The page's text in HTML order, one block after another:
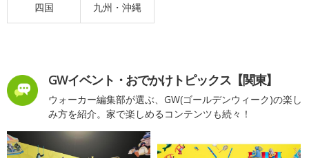
四国 九州・沖縄
GWイベント・おでかけトピックス【関東】
ウォーカー編集部が選ぶ、GW(ゴールデンウィーク)の楽し
み方を紹介。家で楽しめるコンテンツも続々！